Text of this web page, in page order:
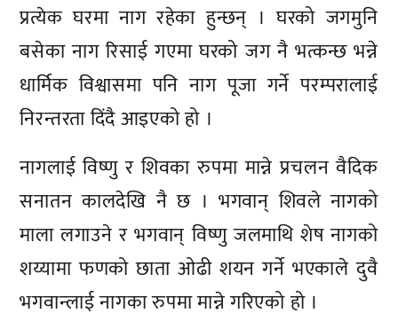
प्रत्येक घरमा नाग रहेका हुन्छन् । घरको जगमुनि
बसेका नाग रिसाई गएमा घरको जग नै भत्कन्छ भन्ने
धार्मिक विश्वासमा पनि नाग पूजा गर्ने परम्परालाई
निरन्तरता दिंदै आइएको हो ।
नागलाई विष्णु र शिवका रुपमा मान्ने प्रचलन वैदिक
सनातन कालदेखि नै छ । भगवान् शिवले नागको
माला लगाउने र भगवान् विष्णु जलमाथि शेष नागको
शय्यामा फणको छाता ओढी शयन गर्ने भएकाले दुवै
भगवान्लाई नागका रुपमा मान्ने गरिएको हो ।